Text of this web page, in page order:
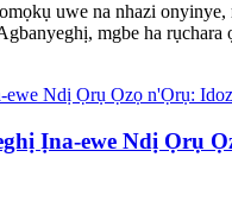
uwe na nhazi
mgbe ha
Ịna-ewe Ndị Ọrụ